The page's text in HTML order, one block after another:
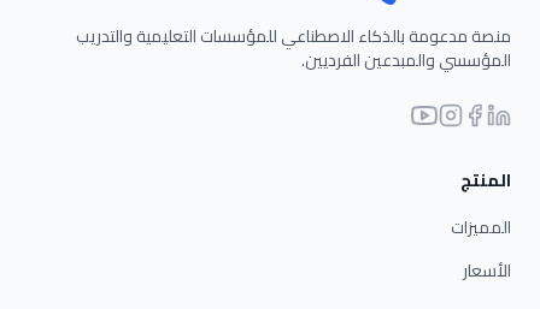
منصة مدعومة بالذكاء الاصطناعي للمؤسسات التعليمية والتدريب
المؤسسي والمبدعين الفرديين.
المنتج
المميزات
الأسعار